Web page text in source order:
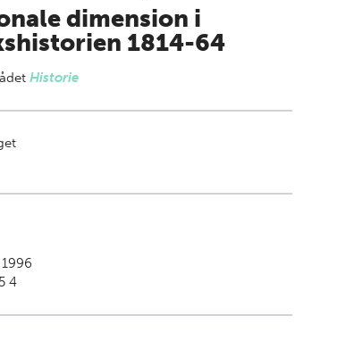
dimension i
1814-64
Historie
4